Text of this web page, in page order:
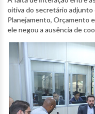
oitiva do secretário adjunto
Planejamento, Orçamento
ele negou a ausência de